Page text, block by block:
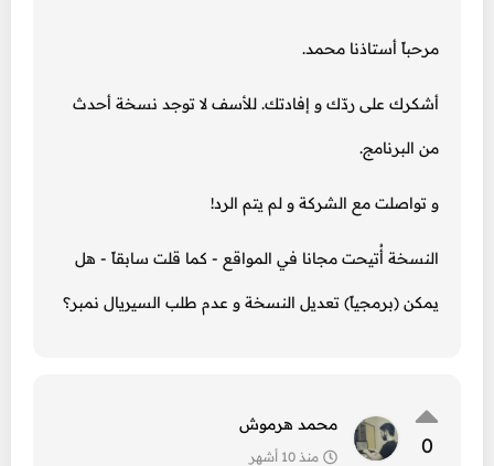
مرحباً أستاذنا محمد.
أشكرك على ردّك و إفادتك. للأسف لا توجد نسخة أحدث
من البرنامج.
و تواصلت مع الشركة و لم يتم الرد!
النسخة أُتيحت مجانا في المواقع - كما قلت سابقاً - هل
يمكن (برمجياً) تعديل النسخة و عدم طلب السيريال نمبر؟
0
محمد هرموش
منذ 10 أشهر